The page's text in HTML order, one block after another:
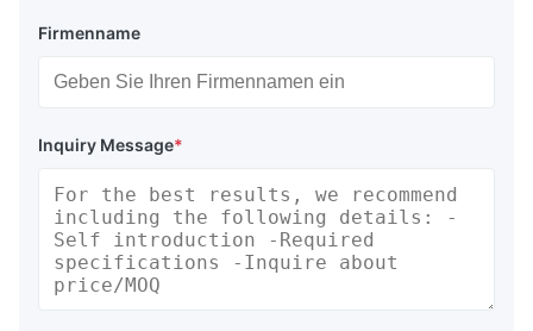
Firmenname
Inquiry Message*